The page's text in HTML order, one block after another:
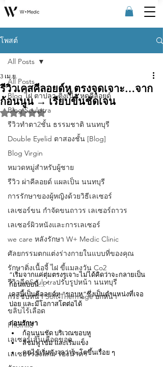
โพสต์
All Posts
Blog ไฝ ตาปลา ติ่งเนื้อ หูดคีลอยด์
Blog Sculptra
รีวิวทําตา2ชั้น ธรรมชาติ นนทบุรี
Double Eyelid ตาสองชั้น [Blog]
Blog Virgin
หมวดหมู่สำหรับผู้ชาย
รีวิว ผ่าคีลอยด์ แผลเป็น นนทบุรี
การรักษาของผู้หญิงด้วยวิธีเลเซอร์
เลเซอร์ขน กําจัดขนถาวร เลเซอร์ถาวร
เลเซอร์ผิวหนังและการเลเซอร์
we care หลังรักษา W+ Medic Clinic
ศัลยกรรมตกแต่งร่างกายในแบบที่ของคุณ
รักษาติ่งเนื้อจี้ ไฝ ขี้แมลงวัน Co2
รีวิวฉีดSculptraปรับรูปหน้า นนทบุรี
กระชับหน้า Soft Thermage ยกหน้า
ขลิบไร้เลือด
Phofhilo
เลเซอร์เส้นเลือดขอด
เลเซอร์ร่องแก้ม ร่องนํ้าตา
All Posts
รีวิวเคสคีลอยด์หู ตรงจุดเจาะ…จาก
ก้อนนูน → เรียบขึ้นชัดเจน
3 เม.ย.
ได้รับ NaN เต็ม 5 ดาว
“เริ่มจากแค่ตุ่มตรงรูเจาะไม่ได้คิดว่าจะกลายเป็น
ก้อนแบบนี้…”
เคสนี้เป็นคีลอยด์หู “ขอบหู”ซึ่งเป็นตำแหน่งที่เจอ
บ่อย และมีโอกาสโตต่อได้
ก่อนรักษา
ก้อนนูนชัด บริเวณขอบหู
สีชมพู เข้ม และเริ่มแข็ง
คนไข้เริ่มกังวลว่าจะโตขึ้นเรื่อย ๆ